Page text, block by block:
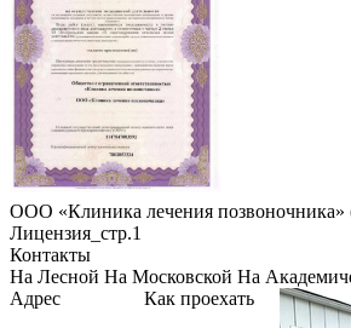
ООО «Клиника лечения позвоночника»
Лицензия_стр.1
Контакты
На Лесной На Московской На
Адрес
Как проехать